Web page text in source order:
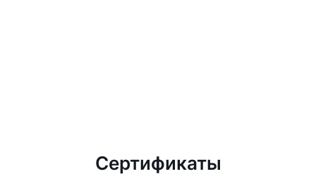
Сертификаты